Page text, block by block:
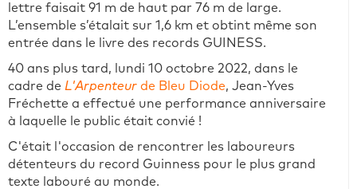
lettre faisait 91 m de haut par 76 m de large.
L’ensemble s’étalait sur 1,6 km et obtint même son
entrée dans le livre des records GUINESS.
40 ans plus tard, lundi 10 octobre 2022, dans le
cadre de L'Arpenteur de Bleu Diode, Jean-Yves
Fréchette a effectué une performance anniversaire
à laquelle le public était convié !
C'était l'occasion de rencontrer les laboureurs
détenteurs du record Guinness pour le plus grand
texte labouré au monde.